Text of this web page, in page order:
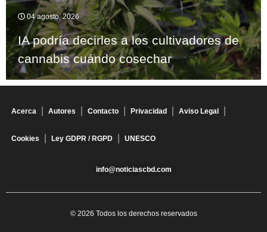
04 agosto, 2026
IA podría decirles a los cultivadores de
cannabis cuándo cosechar
Acerca Autores Contacto Privacidad Aviso Legal
Cookies Ley GDPR / RGPD UNESCO
info@noticiascbd.com
© 2026 Todos los derechos reservados